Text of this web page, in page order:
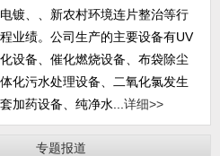
镀、、新农村环境连片整治等行
业绩。公司生产的主要设备有UV
设备、催化燃烧设备、布袋除尘
化污水处理设备、二氧化氯发生
加药设备、纯净水... 详细>>
专题报道